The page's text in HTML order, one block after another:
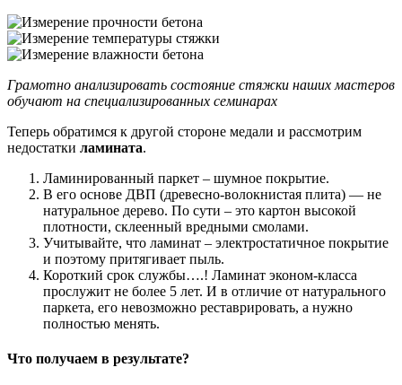
Грамотно анализировать состояние стяжки наших мастеров
обучают на специализированных семинарах
Теперь обратимся к другой стороне медали и рассмотрим
недостатки ламината.
Ламинированный паркет – шумное покрытие.
В его основе ДВП (древесно-волокнистая плита) — не
натуральное дерево. По сути – это картон высокой
плотности, склеенный вредными смолами.
Учитывайте, что ламинат – электростатичное покрытие
и поэтому притягивает пыль.
Короткий срок службы….! Ламинат эконом-класса
прослужит не более 5 лет. И в отличие от натурального
паркета, его невозможно реставрировать, а нужно
полностью менять.
Что получаем в результате?